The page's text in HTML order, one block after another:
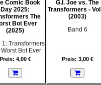
Comic Book
Day 2025:
The
Bot Ever
(2025)
1: Transformers
Bot Ever
Preis: 4,00 €
G.I. Joe vs. The
Transformers -
(2003)
Band 6
Preis: 3,00 €